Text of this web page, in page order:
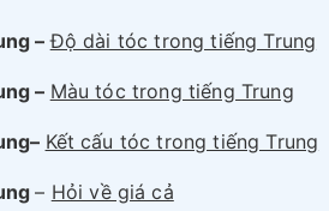
–Độ dài tóc trong tiếng Trung
– Màu tóc trong tiếng Trung
– Kết cấu tóc trong tiếng Trung
– Hỏi về giá cả